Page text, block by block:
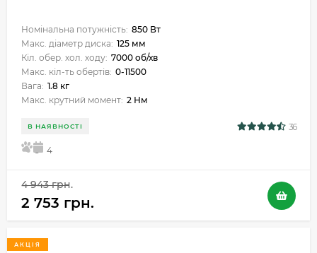
Номінальна потужність: 850 Вт
Макс. діаметр диска: 125 мм
Кіл. обер. хол. ходу: 7000 об/хв
Макс. кіл-ть обертів: 0-11500
Вага: 1.8 кг
Макс. крутний момент: 2 Нм
В НАЯВНОСТІ 36
5 4
4 943 грн.
2 753 грн.
АКЦІЯ